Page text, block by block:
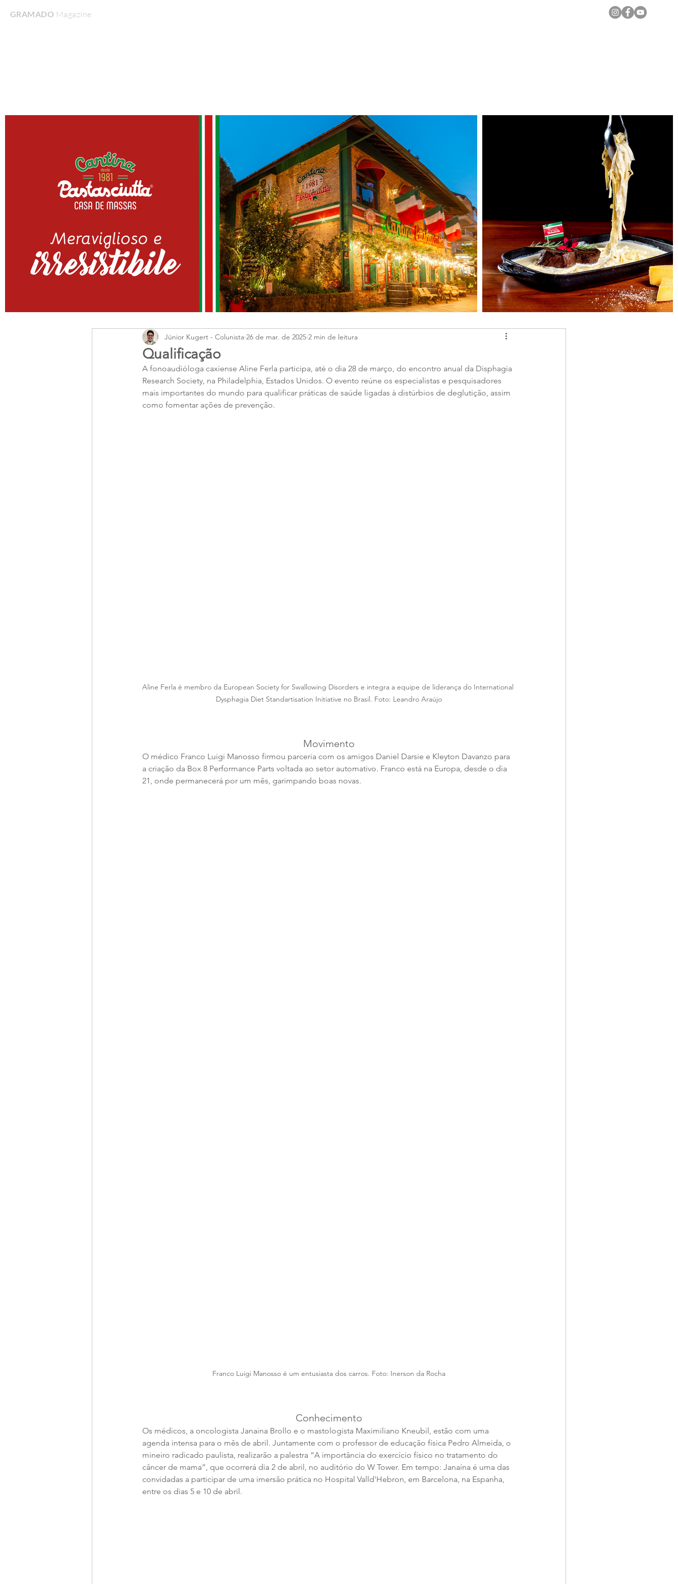
GRAMADO MagazineHome
Qualificação
Júnior Kugert - Colunista 26 de mar. de 2025 2 min de leitura
A fonoaudióloga caxiense Aline Ferla participa, até o dia 28 de março, do encontro anual da Disphagia
Research Society, na Philadelphia, Estados Unidos. O evento reúne os especialistas e pesquisadores
mais importantes do mundo para qualificar práticas de saúde ligadas à distúrbios de deglutição, assim
como fomentar ações de prevenção.
Aline Ferla é membro da European Society for Swallowing Disorders e integra a equipe de liderança do International
Dysphagia Diet Standartisation Initiative no Brasil. Foto: Leandro Araújo
Movimento
O médico Franco Luigi Manosso firmou parceria com os amigos Daniel Darsie e Kleyton Davanzo para
a criação da Box 8 Performance Parts voltada ao setor automativo. Franco está na Europa, desde o dia
21, onde permanecerá por um mês, garimpando boas novas.
Franco Luigi Manosso é um entusiasta dos carros. Foto: Inerson da Rocha
Conhecimento
Os médicos, a oncologista Janaina Brollo e o mastologista Maximiliano Kneubil, estão com uma
agenda intensa para o mês de abril. Juntamente com o professor de educação física Pedro Almeida, o
mineiro radicado paulista, realizarão a palestra “A importância do exercício físico no tratamento do
câncer de mama”, que ocorrerá dia 2 de abril, no auditório do W Tower. Em tempo: Janaína é uma das
convidadas a participar de uma imersão prática no Hospital Valld'Hebron, em Barcelona, na Espanha,
entre os dias 5 e 10 de abril.